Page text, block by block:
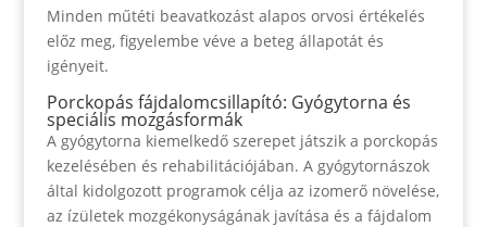
Minden műtéti beavatkozást alapos orvosi értékelés
előz meg, figyelembe véve a beteg állapotát és
igényeit.
Porckopás fájdalomcsillapító: Gyógytorna és
speciális mozgásformák
A gyógytorna kiemelkedő szerepet játszik a porckopás
kezelésében és rehabilitációjában. A gyógytornászok
által kidolgozott programok célja az izomerő növelése,
az ízületek mozgékonyságának javítása és a fájdalom